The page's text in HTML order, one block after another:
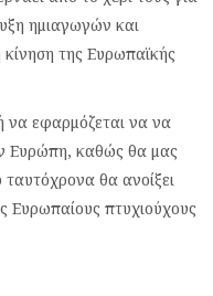
ημιαγωγών και
της Ευρωπαϊκής
να εφαρμόζεται να να
Ευρώπη, καθώς θα μας
θα ανοίξει
Ευρωπαίους πτυχιούχους